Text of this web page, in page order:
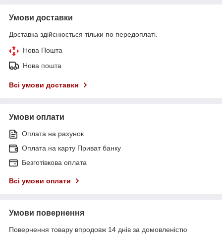
Умови доставки
Доставка здійснюється тільки по передоплаті.
Нова Пошта
Нова пошта
Всі умови доставки
Умови оплати
Оплата на рахунок
Оплата на карту Приват банку
Безготівкова оплата
Всі умови оплати
Умови повернення
Повернення товару впродовж 14 днів за домовленістю